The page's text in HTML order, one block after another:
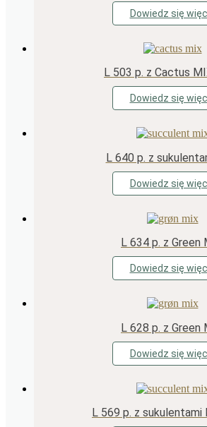
Dowiedz się
L 503 p. z Cactus
Dowiedz się
L 640 p. z
Dowiedz się
L 634 p. z Green
Dowiedz się
L 628 p. z Green
Dowiedz się
L 569 p. z sukulentami